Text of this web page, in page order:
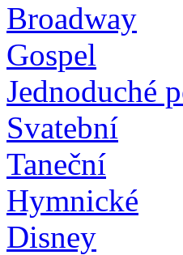
Broadway
Gospel
Jednoduché
Svatební
Taneční
Hymnické
Disney